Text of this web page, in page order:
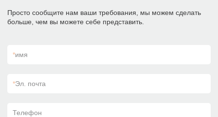
Просто сообщите нам ваши требования, мы можем сделать
больше, чем вы можете себе представить.
*имя
*Эл. почта
Телефон